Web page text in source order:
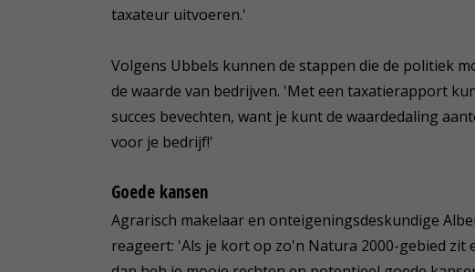
taxateur uitvoeren.'
Volgens Ubbels kunnen de stappen die de politiek
de waarde van bedrijven. 'Met een taxatierapport
succes bevechten, want je kunt de waardedaling
voor je bedrijf!'
Goede kansen
Agrarisch makelaar en onteigeningsdeskundige
reageert: 'Als je kort op zo'n Natura 2000-gebied